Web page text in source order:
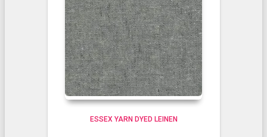
ESSEX YARN DYED LEINEN